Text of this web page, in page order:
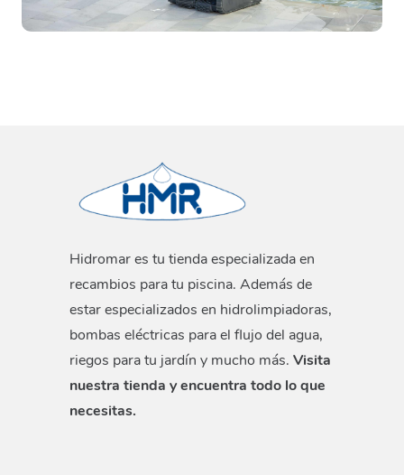
Hidromar es tu tienda especializada en
recambios para tu piscina. Además de
estar especializados en hidrolimpiadoras,
bombas eléctricas para el flujo del agua,
riegos para tu jardín y mucho más. Visita
nuestra tienda y encuentra todo lo que
necesitas.